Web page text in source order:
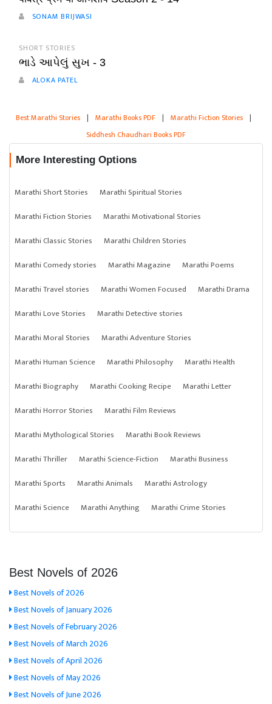
SONAM BRIJWASI
SHORT STORIES
ભાડે આપેલું સુખ - 3
ALOKA PATEL
Best Marathi Stories | Marathi Books PDF | Marathi Fiction Stories |
Siddhesh Chaudhari Books PDF
More Interesting Options
Marathi Short Stories
Marathi Spiritual Stories
Marathi Fiction Stories
Marathi Motivational Stories
Marathi Classic Stories
Marathi Children Stories
Marathi Comedy stories
Marathi Magazine
Marathi Poems
Marathi Travel stories
Marathi Women Focused
Marathi Drama
Marathi Love Stories
Marathi Detective stories
Marathi Moral Stories
Marathi Adventure Stories
Marathi Human Science
Marathi Philosophy
Marathi Health
Marathi Biography
Marathi Cooking Recipe
Marathi Letter
Marathi Horror Stories
Marathi Film Reviews
Marathi Mythological Stories
Marathi Book Reviews
Marathi Thriller
Marathi Science-Fiction
Marathi Business
Marathi Sports
Marathi Animals
Marathi Astrology
Marathi Science
Marathi Anything Marathi Crime Stories
Best Novels of 2026
Best Novels of 2026
Best Novels of January 2026
Best Novels of February 2026
Best Novels of March 2026
Best Novels of April 2026
Best Novels of May 2026
Best Novels of June 2026